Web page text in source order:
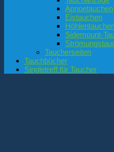
Apnoetauchen
Eistauchen
Sidemount-
Taucherseiten
Tauchbücher
Singletreff für Taucher